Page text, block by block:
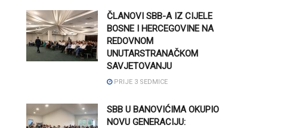
ČLANOVI SBB-A IZ CIJELE
BOSNE I HERCEGOVINE NA
REDOVNOM
UNUTARSTRANAČKOM
SAVJETOVANJU
PRIJE 3 SEDMICE
SBB U BANOVIĆIMA OKUPIO
NOVU GENERACIJU: